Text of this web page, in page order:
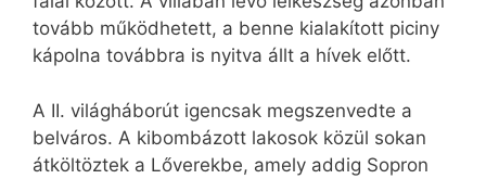
tovább működhetett, a benne kialakított piciny
kápolna továbbra is nyitva állt a hívek előtt.
A II. világháborút igencsak megszenvedte a
belváros. A kibombázott lakosok közül sokan
átköltöztek a Lőverekbe, amely addig Sopron